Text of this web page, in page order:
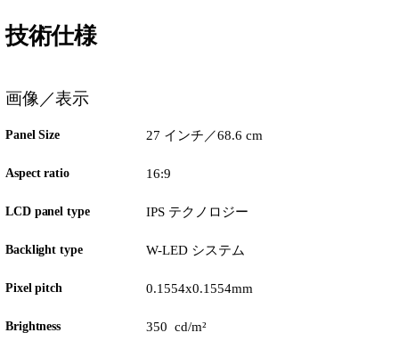
技術仕様
画像／表示
Panel Size 27 インチ／68.6 cm
Aspect ratio 16:9
LCD panel type IPS テクノロジー
Backlight type W-LED システム
Pixel pitch 0.1554x0.1554mm
Brightness 350 cd/m²